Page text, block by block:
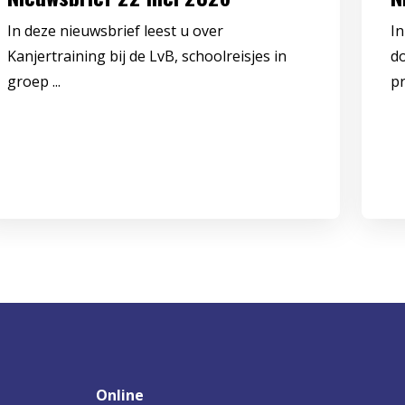
In deze nieuwsbrief leest u over
Kanjertraining bij de LvB, schoolreisjes in
groep ...
Online